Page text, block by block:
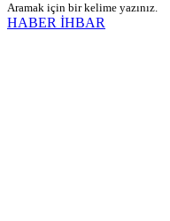
Aramak için bir kelime yazınız.
HABER İHBAR